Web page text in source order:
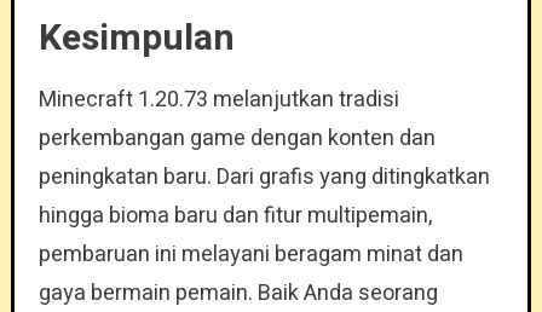
Kesimpulan
Minecraft 1.20.73 melanjutkan tradisi
perkembangan game dengan konten dan
peningkatan baru. Dari grafis yang ditingkatkan
hingga bioma baru dan fitur multipemain,
pembaruan ini melayani beragam minat dan
gaya bermain pemain. Baik Anda seorang